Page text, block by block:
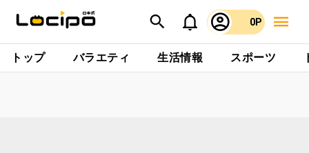
0P
トップ バラエティ 生活情報 スポーツ